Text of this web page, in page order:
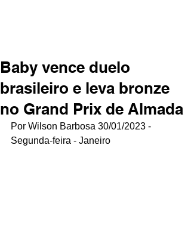
Baby vence duelo
brasileiro e leva bronze
no Grand Prix de Almada
Por Wilson Barbosa 30/01/2023 -
Segunda-feira - Janeiro